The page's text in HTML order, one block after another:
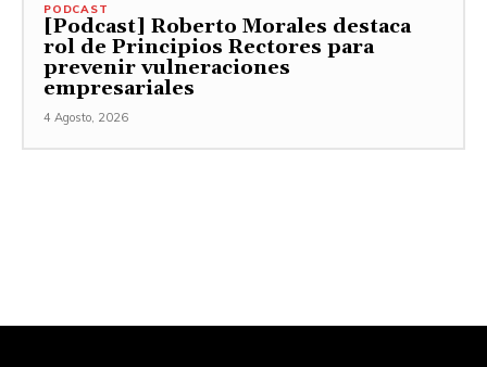
PODCAST
[Podcast] Roberto Morales destaca
rol de Principios Rectores para
prevenir vulneraciones
empresariales
4 Agosto, 2026